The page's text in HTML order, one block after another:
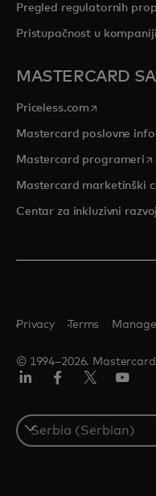
Pregled regulatornih
Pristupačnost u
MASTERCARD
Priceless.com opens in a
Mastercard poslovne
Mastercard programeri
Mastercard marketinški
Centar za inkluzivni razvoj
© 1994–2026.
Privacy Terms
Select
a
country